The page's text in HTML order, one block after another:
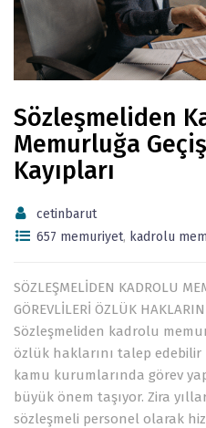
Sözleşmeliden
Memurluğa
Kayıpları
cetinbarut
657 memuriyet, kadrolu
SÖZLEŞMELİDEN KADROLU
GÖREVLİLERİ ÖZLÜK
Sözleşmeliden kadrolu
özlük haklarını talep edebilir
kamu kurumlarında görev
büyük önem taşıyor. Zira
sözleşmeli personel olarak